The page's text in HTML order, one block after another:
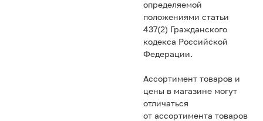
определяемой
положениями статьи
437(2) Гражданского
кодекса Российской
Федерации.
Ассортимент товаров и
цены в магазине могут
отличаться
от ассортимента товаров